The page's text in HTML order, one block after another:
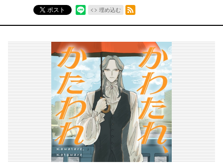
ポスト 埋め込む
RSSフィード